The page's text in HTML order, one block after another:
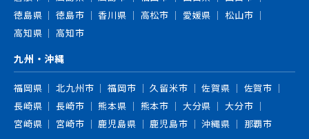
徳島県
徳島市 香川県 高松市 愛媛県
松山市
高知県
高知市
九州・沖縄
福岡県 北九州市 福岡市 久留米市 佐賀県
佐賀市
長崎県
長崎市 熊本県 熊本市 大分県
大分市
宮崎県
宮崎市 鹿児島県 鹿児島市 沖縄県 那覇市